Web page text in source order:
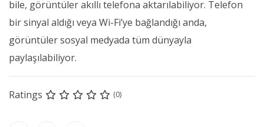
bile, görüntüler akıllı telefona aktarılabiliyor. Telefon
bir sinyal aldığı veya Wi-Fi’ye bağlandığı anda,
görüntüler sosyal medyada tüm dünyayla
paylaşılabiliyor.
Ratings (0)